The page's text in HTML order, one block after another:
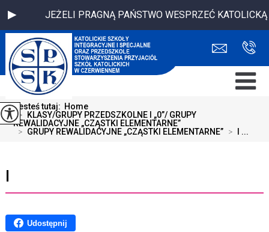
JEŻELI PRAGNĄ PAŃSTWO WESPRZEĆ
Jesteś tutaj: Home
>
KLASY/GRUPY PRZEDSZKOLNE I „0”/ GRUPY
REWALIDACYJNE „CZĄSTKI ELEMENTARNE”
> GRUPY REWALIDACYJNE „CZĄSTKI ELEMENTARNE” > I ...
I
Udostępnij